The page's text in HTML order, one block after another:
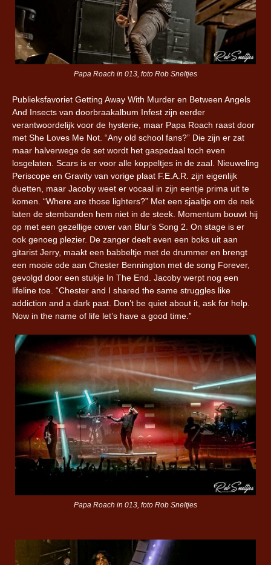
Papa Roach in 013, foto Rob Sneltjes
Publieksfavoriet Getting Away With Murder en Between Angels
And Insects van doorbraakalbum Infest zijn eerder
verantwoordelijk voor de hysterie, maar Papa Roach raast door
met She Loves Me Not. “Any old school fans?” Die zijn er zat
maar halverwege de set wordt het gaspedaal toch even
losgelaten. Scars is er voor alle koppeltjes in de zaal. Nieuweling
Periscope en Gravity van vorige plaat F.E.A.R. zijn eigenlijk
duetten, maar Jacoby weet er vocaal in zijn eentje prima uit te
komen. “Where are those lighters?” Met een sjaaltje om de nek
laten de stembanden hem niet in de steek. Momentum bouwt hij
op met een gezellige cover van Blur’s Song 2. On stage is er
ook genoeg plezier. De zanger deelt even een boks uit aan
gitarist Jerry, maakt een babbeltje met de drummer en brengt
een mooie ode aan Chester Bennington met de song Forever,
gevolgd door een stukje In The End. Jacoby werpt nog een
lifeline toe. “Chester and I shared the same struggles like
addiction and a dark past. Don’t be quiet about it, ask for help.
Now in the name of life let’s have a good time.”
Papa Roach in 013, foto Rob Sneltjes